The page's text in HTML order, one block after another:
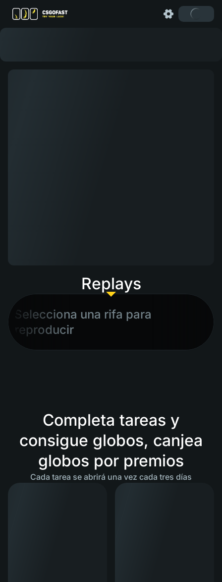
Replays
Selecciona una rifa para
reproducir
Completa tareas y
consigue globos, canjea
globos por premios
Cada tarea se abrirá una vez cada tres días